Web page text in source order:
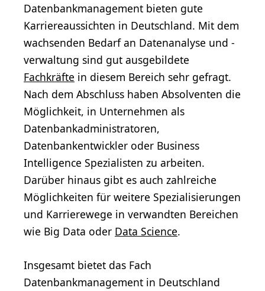
Datenbankmanagement bieten gute
Karriereaussichten in Deutschland. Mit dem
wachsenden Bedarf an Datenanalyse und -
verwaltung sind gut ausgebildete
Fachkräfte in diesem Bereich sehr gefragt.
Nach dem Abschluss haben Absolventen die
Möglichkeit, in Unternehmen als
Datenbankadministratoren,
Datenbankentwickler oder Business
Intelligence Spezialisten zu arbeiten.
Darüber hinaus gibt es auch zahlreiche
Möglichkeiten für weitere Spezialisierungen
und Karrierewege in verwandten Bereichen
wie Big Data oder Data Science.
Insgesamt bietet das Fach
Datenbankmanagement in Deutschland